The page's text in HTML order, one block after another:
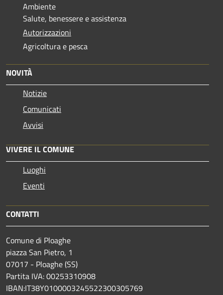
Ambiente
Salute, benessere e assistenza
Autorizzazioni
Agricoltura e pesca
NOVITÀ
Notizie
Comunicati
Avvisi
VIVERE IL COMUNE
Luoghi
Eventi
CONTATTI
Comune di Ploaghe
piazza San Pietro, 1
07017 - Ploaghe (SS)
Partita IVA: 00253310908
IBAN:IT38Y0100003245522300305769